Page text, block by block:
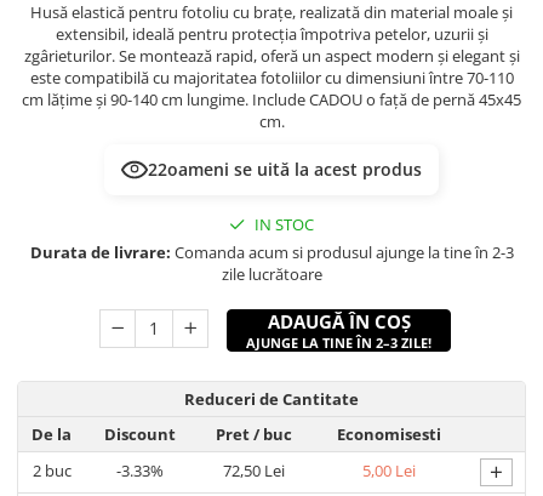
Husă elastică pentru fotoliu cu brațe, realizată din material moale și
extensibil, ideală pentru protecția împotriva petelor, uzurii și
zgârieturilor. Se montează rapid, oferă un aspect modern și elegant și
este compatibilă cu majoritatea fotoliilor cu dimensiuni între 70-110
cm lățime și 90-140 cm lungime. Include CADOU o față de pernă 45x45
cm.
22oameni se uită la acest produs
IN STOC
Durata de livrare: Comanda acum si produsul ajunge la tine în 2-3
zile lucrătoare
ADAUGĂ ÎN COȘ
AJUNGE LA TINE ÎN 2–3 ZILE!
Reduceri de Cantitate
De la
Discount Pret/ buc
Economisesti
2buc -3.33% 72,50 Lei 5,00 Lei +